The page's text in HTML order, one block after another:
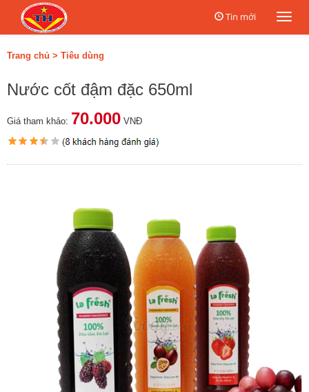
Tin mới
Trang chủ > Tiêu dùng
Nước cốt đậm đặc 650ml
Giá tham khảo: 70.000 VNĐ